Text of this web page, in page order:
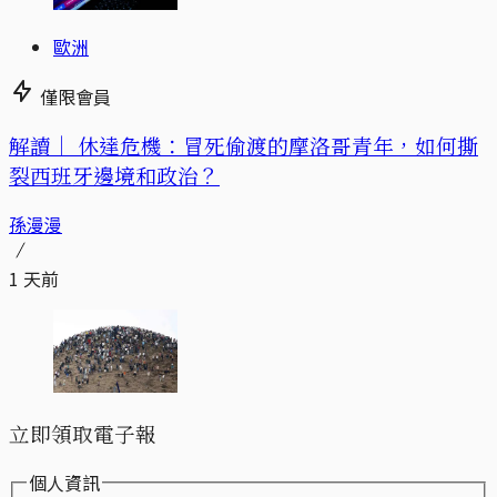
歐洲
僅限會員
解讀｜ 休達危機：冒死偷渡的摩洛哥青年，如何撕
裂西班牙邊境和政治？
孫漫漫
1 天前
立即領取電子報
個人資訊